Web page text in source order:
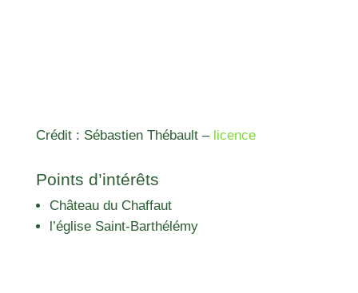
Crédit : Sébastien Thébault – licence
Points d’intérêts
Château du Chaffaut
l’église Saint-Barthélémy